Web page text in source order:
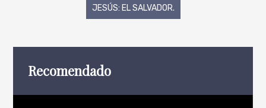
JESÚS: EL SALVADOR.
Recomendado